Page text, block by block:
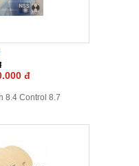
đ
8.4 Control 8.7